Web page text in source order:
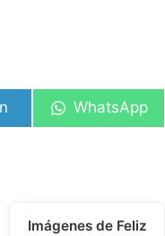
Share
WhatsApp
Imágenes de Feliz